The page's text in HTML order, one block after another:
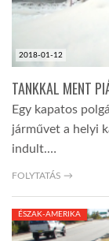
GLOBOTV BP
HÍR3D
2018-01-12
TANKKAL MENT
Egy kapatos
járművet a helyi
indult.…
FOLYTATÁS →
ÉSZAK-AMERIKA